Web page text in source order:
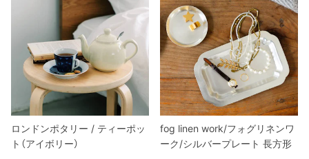
ロンドンポタリー / ティーポッ
ト（アイボリー）
fog linen work/フォグリネンワ
ーク/シルバープレート 長方形